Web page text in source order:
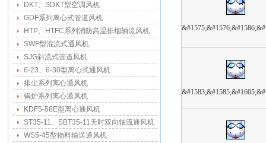
DKT、SDKT型空调风机
GDF系列离心式管道风机
HTP、HTFC系列消防高温排烟轴流风机
SWF型混流式通风机
SJG斜流式管道风机
6-23、6-30型离心式通风机
排尘系列离心通风机
锅炉系列离心通风机
KDF5-58E型离心通风机
ST35-11、SBT35-11天时双向轴流通风机
WS5-45型物料输送通风机